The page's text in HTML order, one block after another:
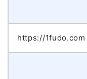
https://1fudo.com